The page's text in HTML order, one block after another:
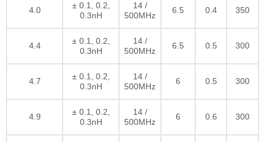
4.0
± 0.1, 0.2,
0.3nH
14 /
500MHz
6.5 0.4 350
4.4
± 0.1, 0.2,
0.3nH
14 /
500MHz
6.5 0.5 300
4.7
± 0.1, 0.2,
0.3nH
14 /
500MHz
6 0.5 300
4.9
± 0.1, 0.2,
0.3nH
14 /
500MHz
6 0.6 300